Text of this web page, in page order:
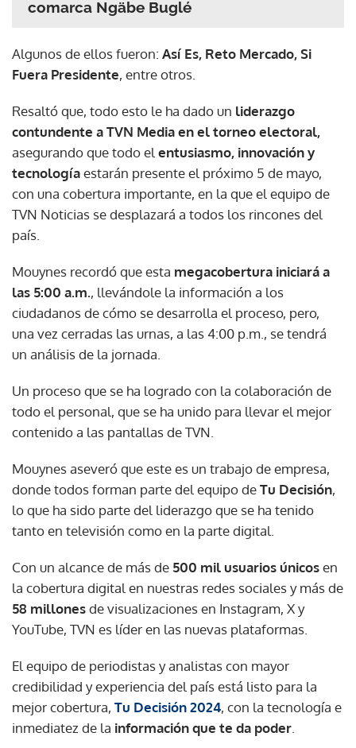
comarca Ngäbe Buglé
Algunos de ellos fueron: Así Es, Reto Mercado, Si
Fuera Presidente, entre otros.
Resaltó que, todo esto le ha dado un liderazgo
contundente a TVN Media en el torneo electoral,
asegurando que todo el entusiasmo, innovación y
tecnologíaestarán presente el próximo 5 de mayo,
con una cobertura importante, en la que el equipo de
TVN Noticias se desplazará a todos los rincones del
país.
Mouynes recordó que esta megacobertura iniciará a
las 5:00 a.m., llevándole la información a los
ciudadanos de cómo se desarrolla el proceso, pero,
una vez cerradas las urnas, a las 4:00 p.m., se tendrá
un análisis de la jornada.
Un proceso que se ha logrado con la colaboración de
todo el personal, que se ha unido para llevar el mejor
contenido a las pantallas de TVN.
Mouynes aseveró que este es un trabajo de empresa,
donde todos forman parte del equipo deTu Decisión,
lo que ha sido parte del liderazgo que se ha tenido
tanto en televisión como en la parte digital.
Con un alcance de más de 500 mil usuarios únicosen
la cobertura digital en nuestras redes sociales y más de
58 millonesde visualizaciones en Instagram, X y
YouTube, TVN es líder en las nuevas plataformas.
El equipo de periodistas y analistas con mayor
credibilidad y experiencia del país está listo para la
mejor cobertura, Tu Decisión 2024, con la tecnología e
inmediatez de la información que te da poder